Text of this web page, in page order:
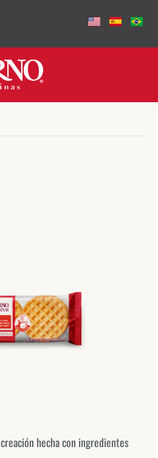
hecha con ingredientes